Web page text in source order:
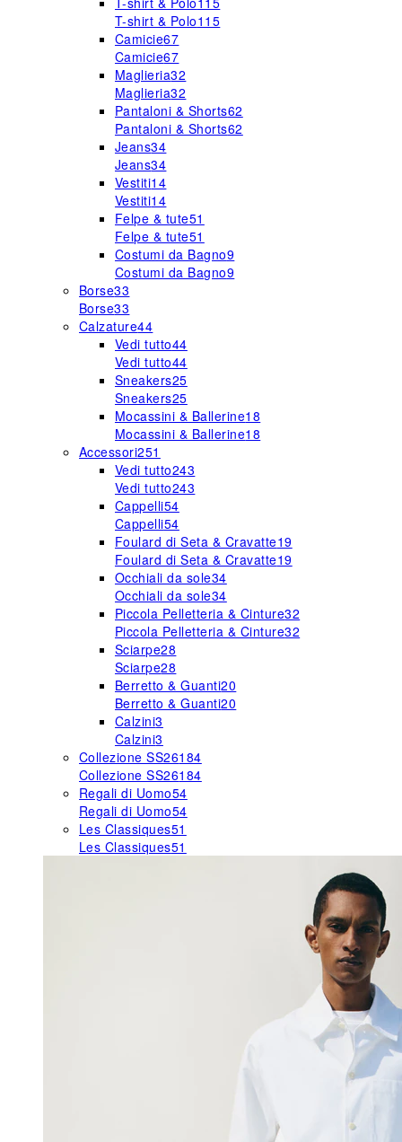
T-shirt & Polo115
Camicie67
Camicie67
Maglieria32
Maglieria32
Pantaloni & Shorts62
Pantaloni & Shorts62
Jeans34
Jeans34
Vestiti14
Vestiti14
Felpe & tute51
Felpe & tute51
Costumi da Bagno9
Costumi da Bagno9
Borse33
Borse33
Calzature44
Vedi tutto44
Vedi tutto44
Sneakers25
Sneakers25
Mocassini & Ballerine18
Mocassini & Ballerine18
Accessori251
Vedi tutto243
Vedi tutto243
Cappelli54
Cappelli54
Foulard di Seta & Cravatte19
Foulard di Seta & Cravatte19
Occhiali da sole34
Occhiali da sole34
Piccola Pelletteria & Cinture32
Piccola Pelletteria & Cinture32
Sciarpe28
Sciarpe28
Berretto & Guanti20
Berretto & Guanti20
Calzini3
Calzini3
Collezione SS26184
Collezione SS26184
Regali di Uomo54
Regali di Uomo54
Les Classiques51
Les Classiques51